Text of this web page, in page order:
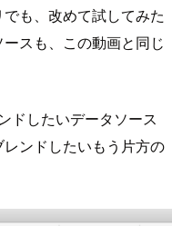
も、改めて試してみた
スも、この動画と同じ
ドしたいデータソース
ンドしたいもう片方の